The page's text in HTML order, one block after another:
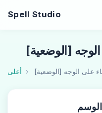
Spell Studio
[الوضعية]
أعلى على الوجه [الوضعية]